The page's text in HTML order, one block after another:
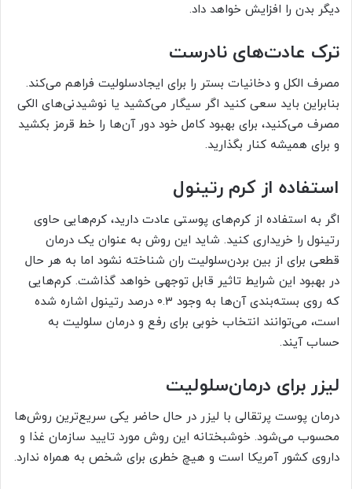
دیگر بدن را افزایش خواهد داد.
ترک عادت‌های نادرست
مصرف الکل و دخانیات بستر را برای ایجادسلولیت فراهم می‌کند.
بنابراین باید سعی کنید اگر سیگار می‌کشید یا نوشیدنی‌های الکی
مصرف می‌کنید، برای بهبود کامل خود دور آن‌ها را خط قرمز بکشید
و برای همیشه کنار بگذارید.
استفاده از کرم رتینول
اگر به استفاده از کرم‌های پوستی عادت دارید، کرم‌هایی حاوی
رتینول را خریداری کنید. شاید این روش به عنوان یک درمان
قطعی برای از بین بردن‌سلولیت ران شناخته نشود اما به هر حال
در بهبود این شرایط تاثیر قابل توجهی خواهد گذاشت. کرم‌هایی
که روی بسته‌بندی آن‌ها به وجود ۰.۳ درصد رتینول اشاره شده
است، می‌توانند انتخاب خوبی برای رفع و درمان سلولیت به
حساب آیند.
لیزر برای درمان‌سلولیت
درمان پوست پرتقالی با لیزر در حال حاضر یکی سریع‌ترین روش‌ها
محسوب می‌شود. خوشبختانه این روش مورد تایید سازمان غذا و
داروی کشور آمریکا است و هیچ خطری برای شخص به همراه ندارد.